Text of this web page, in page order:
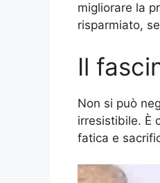
migliorare la
risparmiato,
Il
Non si può
irresistibile. È
fatica e